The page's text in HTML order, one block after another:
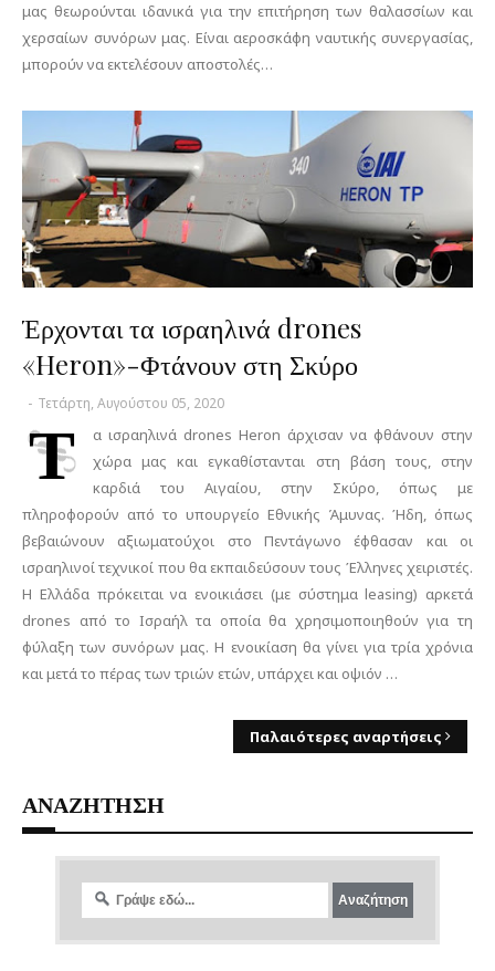
μας θεωρούνται ιδανικά για την επιτήρηση των θαλασσίων και
χερσαίων συνόρων μας. Είναι αεροσκάφη ναυτικής συνεργασίας,
μπορούν να εκτελέσουν αποστολές…
Έρχονται τα ισραηλινά drones
«Heron»-Φτάνουν στη Σκύρο
- Τετάρτη, Αυγούστου 05, 2020
Τ
α ισραηλινά drones Heron άρχισαν να φθάνουν στην
χώρα μας και εγκαθίστανται στη βάση τους, στην
καρδιά του Αιγαίου, στην Σκύρο, όπως με
πληροφορούν από το υπουργείο Εθνικής Άμυνας. Ήδη, όπως
βεβαιώνουν αξιωματούχοι στο Πεντάγωνο έφθασαν και οι
ισραηλινοί τεχνικοί που θα εκπαιδεύσουν τους Έλληνες χειριστές.
Η Ελλάδα πρόκειται να ενοικιάσει (με σύστημα leasing) αρκετά
drones από το Ισραήλ τα οποία θα χρησιμοποιηθούν για τη
φύλαξη των συνόρων μας. Η ενοικίαση θα γίνει για τρία χρόνια
και μετά το πέρας των τριών ετών, υπάρχει και οψιόν …
Παλαιότερες αναρτήσεις
ΑΝΑΖΗΤΗΣΗ